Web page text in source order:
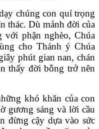
chúng con quí trọng
thác. Dù mảnh đời của
với phận nghèo, Chúa
cho Thánh ý Chúa
phút gian nan, chán
thấy đời bỗng trở nên
khó khăn của con
gương sáng và lời cầu
đừng cậy dựa vào sức